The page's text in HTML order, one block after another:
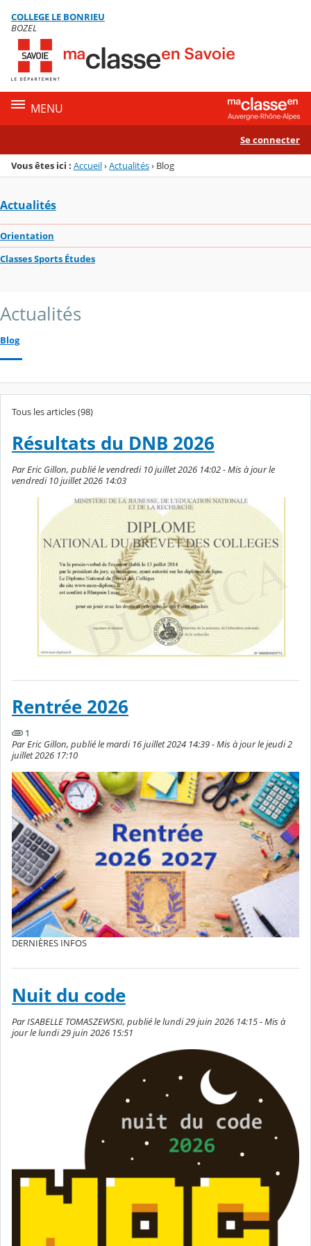
Menu de la rubrique
Contenu
COLLEGE LE BONRIEU
BOZEL
MENU
Se connecter
Vous êtes ici : Accueil›Actualités› Blog
Actualités
Orientation
Classes Sports Études
Actualités
Blog
Tous les articles (98)
Résultats du DNB 2026
Par Eric Gillon, publié le vendredi 10 juillet 2026 14:02 - Mis à jour le
vendredi 10 juillet 2026 14:03
Rentrée 2026
1
Par Eric Gillon, publié le mardi 16 juillet 2024 14:39 - Mis à jour le jeudi 2
juillet 2026 17:10
DERNIÈRES INFOS
Nuit du code
Par ISABELLE TOMASZEWSKI, publié le lundi 29 juin 2026 14:15 - Mis à
jour le lundi 29 juin 2026 15:51